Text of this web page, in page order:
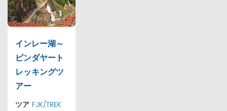
インレー湖～
ピンダヤート
レッキングツ
アー
ツア FJK/TREK